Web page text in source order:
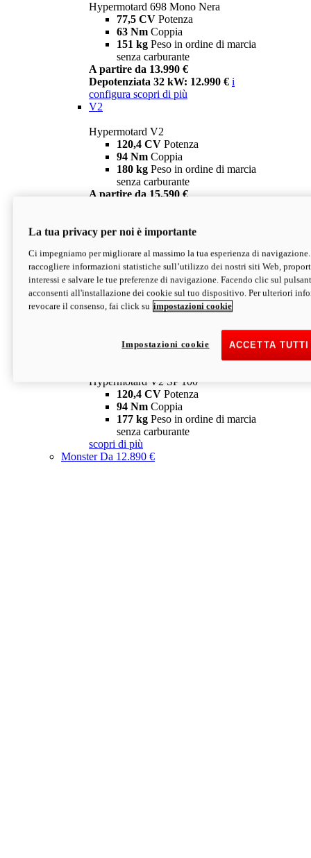
Hypermotard 698 Mono Nera
77,5 CV Potenza
63 Nm Coppia
151 kg Peso in ordine di marcia
senza carburante
A partire da 13.990 €
Depotenziata 32 kW: 12.990 € i
configura scopri di più
V2
Hypermotard V2
120,4 CV Potenza
94 Nm Coppia
180 kg Peso in ordine di marcia
senza carburante
A partire da 15.590 €
V2 SP
Hypermotard V2 SP
120,4 CVPotenza
94 NmCoppia
177 kgPeso in ordine di marcia
senza carburante
Depotenziata 35 kW: 18.890 € i
configura scopri di più
Hypermotard V2 SP 100
120,4 CV Potenza
94 Nm Coppia
177 kg Peso in ordine di marcia
senza carburante
scopri di più
MonsterDa 12.890 €
La tua privacy per noi è importante
Ci impegniamo per migliorare al massimo la tua esperienza di
raccogliere informazioni statistiche sull’utilizzo dei nostri siti Web,
interessi e salvare le tue preferenze di navigazione. Facendo clic sul
acconsenti all'installazione dei cookie sul tuo dispositivo. Per ulteriori
revocare il consenso, fai click su impostazioni cookie
ACCETTA
Impostazioni cookie